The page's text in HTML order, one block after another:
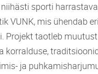
sporti
VUNK, mis ühendab eri
Projekt taotleb
korralduse,
ja